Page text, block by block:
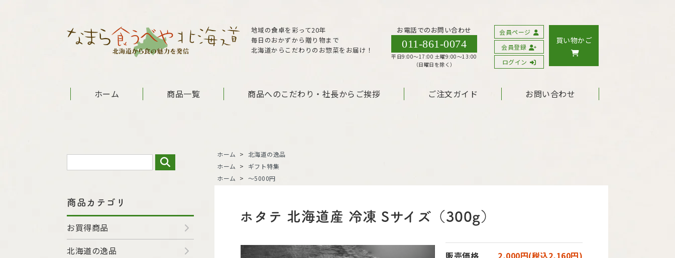
地域の食卓を彩って20年
毎日のおかずから贈り物まで
北海道からこだわりのお惣菜をお届け！
お電話でのお問い合わせ
011-861-0074
平日9:00〜17:00 土曜9:00〜13:00
（日曜日を除く）
会員ページ
会員登録
ログイン
買い物かご
ホーム 商品一覧 商品へのこだわり・社長からご挨拶 ご注文ガイド お問い合わせ
ホーム >
北海道の逸品
ホーム >
ギフト特集
ホーム > ～5000円
ホタテ 北海道産 冷凍 Sサイズ（300g）
販売価格 2,000円(税込2,160円)
商品カテゴリ
お買得商品
北海道の逸品